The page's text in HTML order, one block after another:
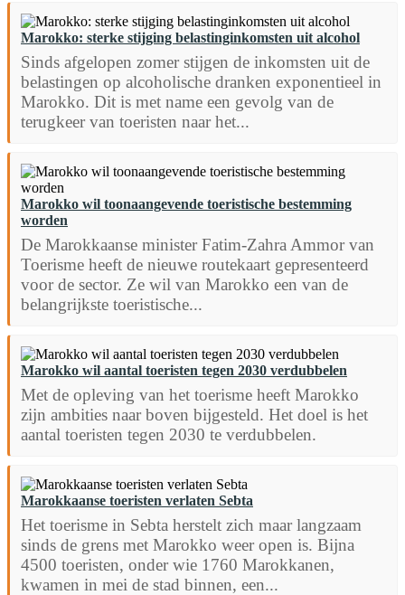
Marokko: sterke stijging belastinginkomsten uit alcohol
Sinds afgelopen zomer stijgen de inkomsten uit de
belastingen op alcoholische dranken exponentieel in
Marokko. Dit is met name een gevolg van de
terugkeer van toeristen naar het...
Marokko wil toonaangevende toeristische bestemming
worden
De Marokkaanse minister Fatim-Zahra Ammor van
Toerisme heeft de nieuwe routekaart gepresenteerd
voor de sector. Ze wil van Marokko een van de
belangrijkste toeristische...
Marokko wil aantal toeristen tegen 2030 verdubbelen
Met de opleving van het toerisme heeft Marokko
zijn ambities naar boven bijgesteld. Het doel is het
aantal toeristen tegen 2030 te verdubbelen.
Marokkaanse toeristen verlaten Sebta
Het toerisme in Sebta herstelt zich maar langzaam
sinds de grens met Marokko weer open is. Bijna
4500 toeristen, onder wie 1760 Marokkanen,
kwamen in mei de stad binnen, een...